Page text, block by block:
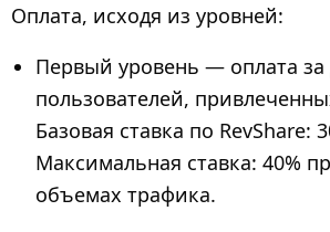
Оплата, исходя из уровней:
Первый уровень — оплата за
пользователей,
Базовая ставка по RevShare:
Максимальная ставка: 40%
объемах трафика.